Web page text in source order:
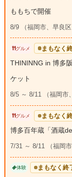
ももちで開催
8/9 （福岡市、早良
グルメ まもなく
THININNG in 博多
ケット
8/5 ～ 8/11 （福岡市
グルメ まもなく
博多百年蔵「酒蔵
7/31 ～ 8/11 （福岡市
体験 まもなく終